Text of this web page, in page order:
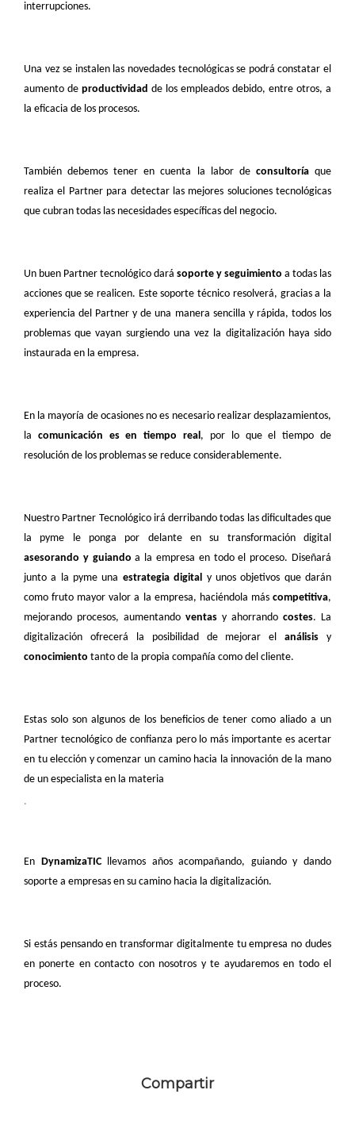
interrupciones.
Una vez se instalen las novedades tecnológicas se podrá constatar el
aumento de productividad de los empleados debido, entre otros, a
la eficacia de los procesos.
También debemos tener en cuenta la labor de consultoríaque
realiza el Partner para detectar las mejores soluciones tecnológicas
que cubran todas las necesidades específicas del negocio.
Un buen Partner tecnológico dará soporte y seguimiento a todas las
acciones que se realicen. Este soporte técnico resolverá, gracias a la
experiencia del Partner y de una manera sencilla y rápida, todos los
problemas que vayan surgiendo una vez la digitalización haya sido
instaurada en la empresa.
En la mayoría de ocasiones no es necesario realizar desplazamientos,
la comunicación es en tiempo real, por lo que el tiempo de
resolución de los problemas se reduce considerablemente.
Nuestro Partner Tecnológico irá derribando todas las dificultades que
la pyme le ponga por delante en su transformación digital
asesorando y guiando a la empresa en todo el proceso. Diseñará
junto a la pyme una estrategia digital y unos objetivos que darán
como fruto mayor valor a la empresa, haciéndola más competitiva,
mejorando procesos, aumentando ventas y ahorrando costes. La
digitalización ofrecerá la posibilidad de mejorar elanálisis y
conocimiento tanto de la propia compañía como del cliente.
Estas solo son algunos de los beneficios de tener como aliado a un
Partner tecnológico de confianza pero lo más importante es acertar
en tu elección y comenzar un camino hacia la innovación de la mano
de un especialista en la materia
.
En DynamizaTICllevamos años acompañando, guiando y dando
soporte a empresas en su camino hacia la digitalización.
Si estás pensando en transformar digitalmente tu empresa no dudes
en ponerte en contacto con nosotros y te ayudaremos en todo el
proceso.
Compartir